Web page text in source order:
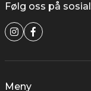
Følg oss på
Meny